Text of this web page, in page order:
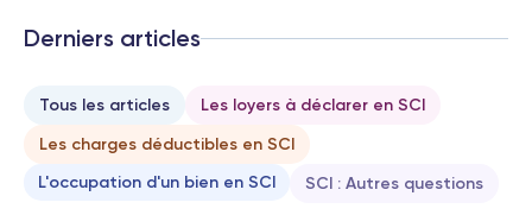
Derniers articles
Tous les articles
Les loyers à déclarer en SCI
Les charges déductibles en SCI
L'occupation d'un bien en SCI
SCI : Autres questions